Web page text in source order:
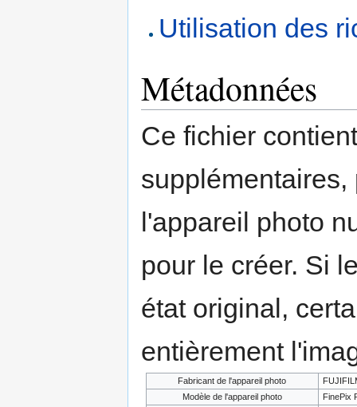
Utilisation des
Métadonnées
Ce fichier
l'appareil photo
pour le créer. Si
état original,
entièrement
Fabricant de l'appareil photo
Modèle de l'appareil photo
FinePix